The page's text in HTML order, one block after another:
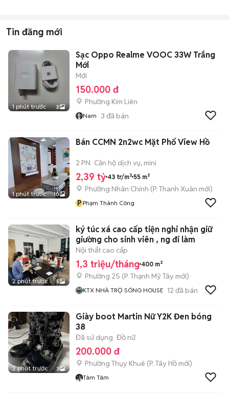
Tin đăng mới
1 phút trước 2
Sạc Oppo Realme VOOC 33W Trắng
Mới
Mới
150.000 đ
Phường Kim Liên
Nam 3 đã bán
1 phút trước 10
Bán CCMN 2n2wc Mặt Phố View Hồ
2 PN Căn hộ dịch vụ, mini
2,39 tỷ 43 tr/m² 55 m²
Phường Nhân Chính (P. Thanh Xuân mới)
P Phạm Thành Công
2 phút trước 5
ký túc xá cao cấp tiện nghi nhận giữ
giường cho sinh viên , ng đi làm
Nội thất cao cấp
1,3 triệu/tháng 400 m²
Phường 25 (P. Thạnh Mỹ Tây mới)
KTX NHÀ TRỌ SÓNG HOUSE 12 đã bán
2 phút trước 3
Giày boot Martin Nữ Y2K Đen bóng
38
Đã sử dụng Đồ nữ
200.000 đ
Phường Thụy Khuê (P. Tây Hồ mới)
Tâm Tâm